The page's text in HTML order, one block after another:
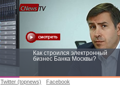
Как строился электронный
бизнес Банка Москвы?
Twitter (topnews) Facebook